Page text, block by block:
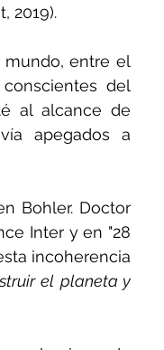
2019).
entre el
del
al alcance de
apegados a
Bohler. Doctor
Inter y en "28
incoherencia
el planeta y